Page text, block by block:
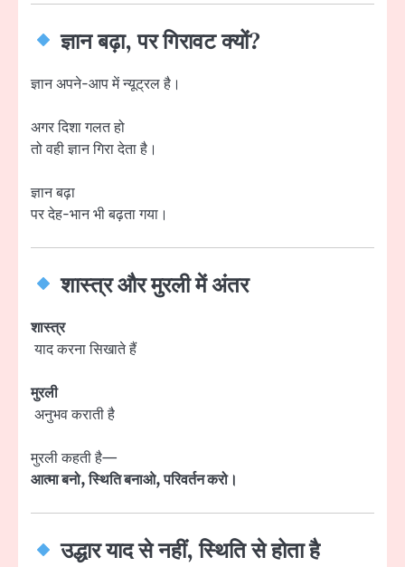
ज्ञान बढ़ा, पर गिरावट क्यों?
ज्ञान अपने-आप में न्यूट्रल है।
अगर दिशा गलत हो
तो वही ज्ञान गिरा देता है।
ज्ञान बढ़ा
पर देह-भान भी बढ़ता गया।
शास्त्र और मुरली में अंतर
शास्त्र
याद करना सिखाते हैं
मुरली
अनुभव कराती है
मुरली कहती है—
आत्मा बनो, स्थिति बनाओ, परिवर्तन करो।
उद्धार याद से नहीं, स्थिति से होता है